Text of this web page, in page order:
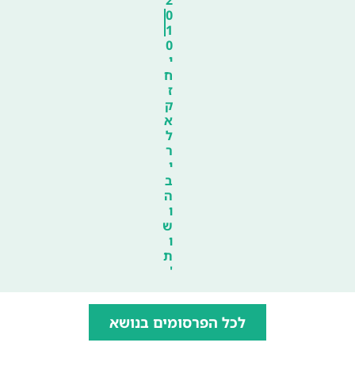
0
1
0
י
ח
ז
ק
א
ל
ר
י
ב
ה
ו
ש
ו
ת
'
לכל הפרסומים בנושא